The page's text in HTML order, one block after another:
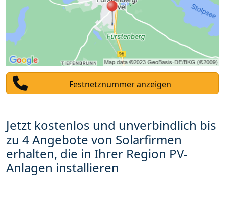
Festnetznummer anzeigen
Jetzt kostenlos und unverbindlich bis
zu 4 Angebote von Solarfirmen
erhalten, die in Ihrer Region PV-
Anlagen installieren